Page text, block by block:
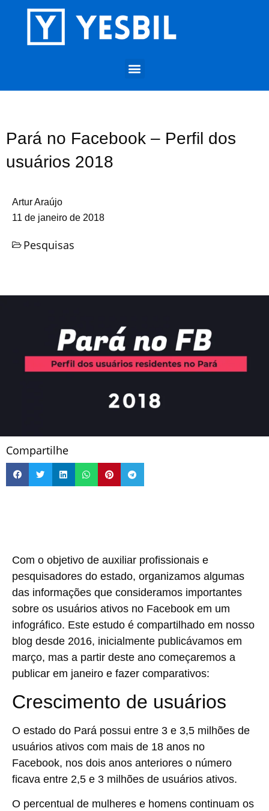
Pará no Facebook – Perfil dos
usuários 2018
Artur Araújo
11 de janeiro de 2018
Pesquisas
Compartilhe
Com o objetivo de auxiliar profissionais e
pesquisadores do estado, organizamos algumas
das informações que consideramos importantes
sobre os usuários ativos no Facebook em um
infográfico. Este estudo é compartilhado em nosso
blog desde 2016, inicialmente publicávamos em
março, mas a partir deste ano começaremos a
publicar em janeiro e fazer comparativos:
Crescimento de usuários
O estado do Pará possui entre 3 e 3,5 milhões de
usuários ativos com mais de 18 anos no
Facebook, nos dois anos anteriores o número
ficava entre 2,5 e 3 milhões de usuários ativos.
O percentual de mulheres e homens continuam os